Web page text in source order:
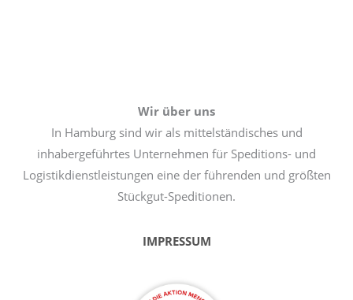
Wir über uns
In Hamburg sind wir als mittelständisches und
inhabergeführtes Unternehmen für Speditions- und
Logistikdienstleistungen eine der führenden und größten
Stückgut-Speditionen.
IMPRESSUM